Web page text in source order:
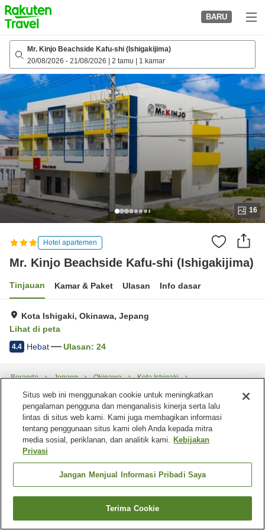
to
top
page
BARU
Mr. Kinjo Beachside Kafu-shi (Ishigakijima)
20/08/2026 - 21/08/2026 2 tamu 1 kamar
16
Hotel apartemen
Mr. Kinjo Beachside Kafu-shi (Ishigakijima)
Tinjauan Kamar & Paket Ulasan Info dasar
Kota Ishigaki, Okinawa, Jepang
Lihat di peta
4.4 Hebat Ulasan: 24
Beranda Jepang Okinawa
Kota Ishigaki
Cari kamar
Situs web ini menggunakan cookie untuk meningkatkan
pengalaman pengguna dan menganalisis kinerja serta lalu
lintas di situs web kami. Kami juga membagikan informasi
tentang penggunaan situs kami oleh Anda kepada mitra
media sosial, periklanan, dan analitik kami. Kebijakan
Privasi
Jangan Menjual Informasi Pribadi Saya
Terima Cookie